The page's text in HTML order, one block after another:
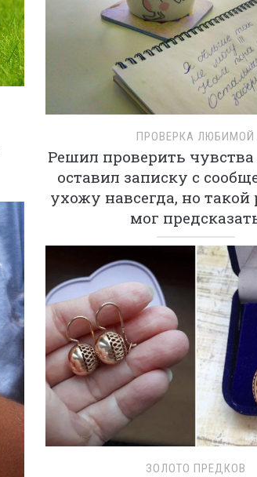
ПРОВЕРКА ЛЮБИМОЙ
Решил проверить
оставил записку с
ухожу навсегда, но такой
мог
ЗОЛОТО ПРЕДКОВ